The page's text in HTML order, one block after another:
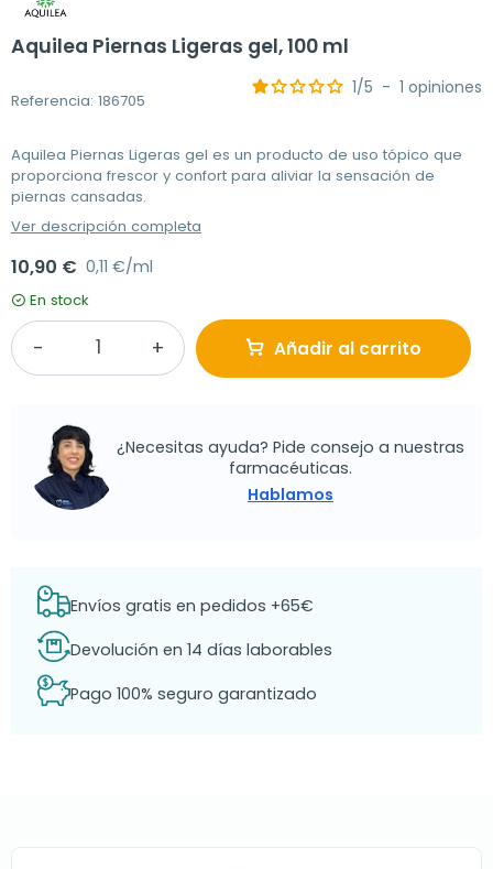
Aquilea Piernas Ligeras gel, 100 ml
Referencia: 186705
1/5 - 1 opiniones
Aquilea Piernas Ligeras gel es un producto de uso tópico que
proporciona frescor y confort para aliviar la sensación de
piernas cansadas.
Ver descripción completa
10,90 € 0,11 €/ml
En stock
Añadir al carrito
¿Necesitas ayuda? Pide consejo a nuestras
farmacéuticas.
Hablamos
Envíos gratis en pedidos +65€
Devolución en 14 días laborables
Pago 100% seguro garantizado